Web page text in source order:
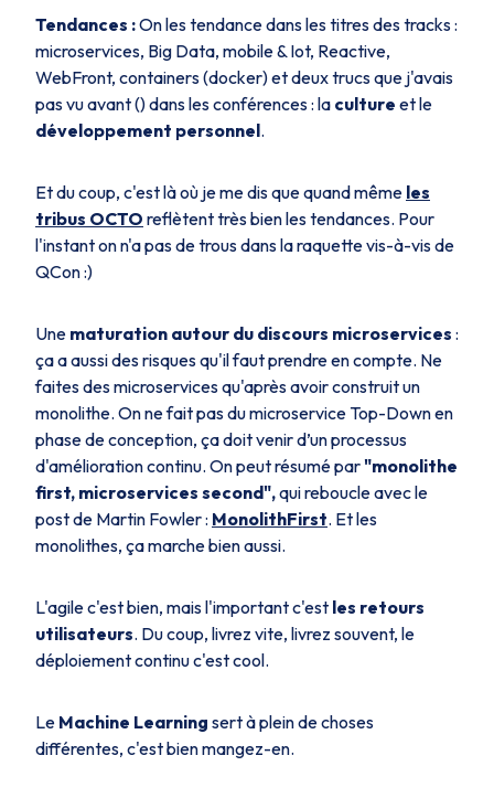
Tendances :On les tendance dans les titres des tracks :
microservices, Big Data, mobile & Iot, Reactive,
WebFront, containers (docker) et deux trucs que j'avais
pas vu avant () dans les conférences : la culture et le
développement personnel.
Et du coup, c'est là où je me dis que quand même les
tribus OCTO reflètent très bien les tendances. Pour
l'instant on n'a pas de trous dans la raquette vis-à-vis de
QCon :)
Une maturation autour du discours microservices :
ça a aussi des risques qu'il faut prendre en compte. Ne
faites des microservices qu'après avoir construit un
monolithe. On ne fait pas du microservice Top-Down en
phase de conception, ça doit venir d’un processus
d'amélioration continu. On peut résumé par"monolithe
first, microservices second",qui reboucle avec le
post de Martin Fowler : MonolithFirst. Et les
monolithes, ça marche bien aussi.
L'agile c'est bien, mais l'important c'est les retours
utilisateurs. Du coup, livrez vite, livrez souvent, le
déploiement continu c'est cool.
Le Machine Learning sert à plein de choses
différentes, c'est bien mangez-en.